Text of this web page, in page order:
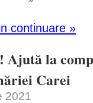
continuare »
Ajută la
Carei
2021